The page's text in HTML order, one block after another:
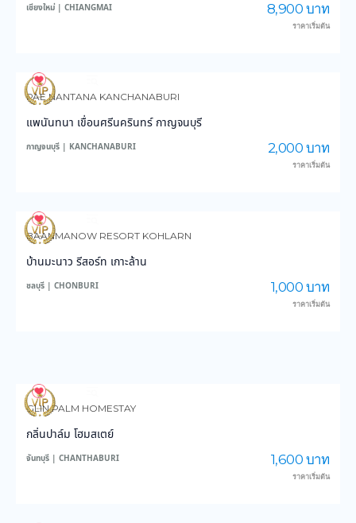
เชียงใหม่ | CHIANGMAI 8,900 บาท
ราคาเริ่มต้น
3,891
PAE NANTANA KANCHANABURI
แพนันทนา เขื่อนศรีนครินทร์ กาญจนบุรี
กาญจนบุรี | KANCHANABURI 2,000 บาท
ราคาเริ่มต้น
4,089
BAANMANOW RESORT KOHLARN
บ้านมะนาว รีสอร์ท เกาะล้าน
ชลบุรี | CHONBURI 1,000 บาท
ราคาเริ่มต้น
3,790
GLIN PALM HOMESTAY
กลิ่นปาล์ม โฮมสเตย์
จันทบุรี | CHANTHABURI 1,600 บาท
ราคาเริ่มต้น